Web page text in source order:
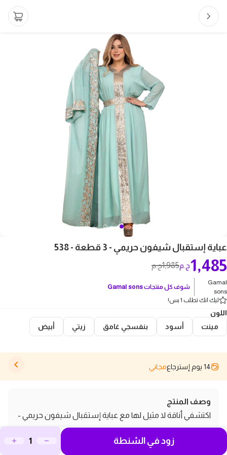
عباية إستقبال شيفون حريمي - 3 قطعة - 538
1,985ج.م 1,485ج.م
Gamal
sons
شوف كل منتجاتGamal sons
ليك انك تطلب 1 بس!
اللون
مينت
أسود بنفسجي غامق زيتي أبيض
14 يوم إسترجاع مجاني
وصف المنتج
اكتشفي أناقة لا مثيل لها مع عباية إستقبال شيفون حريمي -
3 قطعة - 538، اللي هتضيف لمسة مميزة لستيلك. مصنوعة
من أجود خامات الشيفون، العباية دي خفيفة ومرنة، مما
زود في الشنطة